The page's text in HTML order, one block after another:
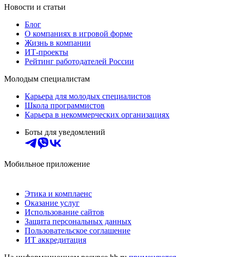
Новости и статьи
Блог
О компаниях в игровой форме
Жизнь в компании
ИТ-проекты
Рейтинг работодателей России
Молодым специалистам
Карьера для молодых специалистов
Школа программистов
Карьера в некоммерческих организациях
Боты для уведомлений
Мобильное приложение
Этика и комплаенс
Оказание услуг
Использование сайтов
Защита персональных данных
Пользовательское соглашение
ИТ аккредитация